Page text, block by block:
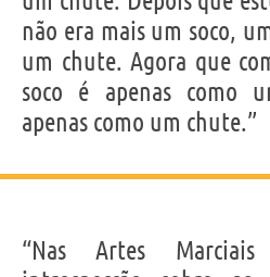
não era mais um soco,
um chute. Agora que
soco é apenas como
apenas como um chute.”
“Nas Artes